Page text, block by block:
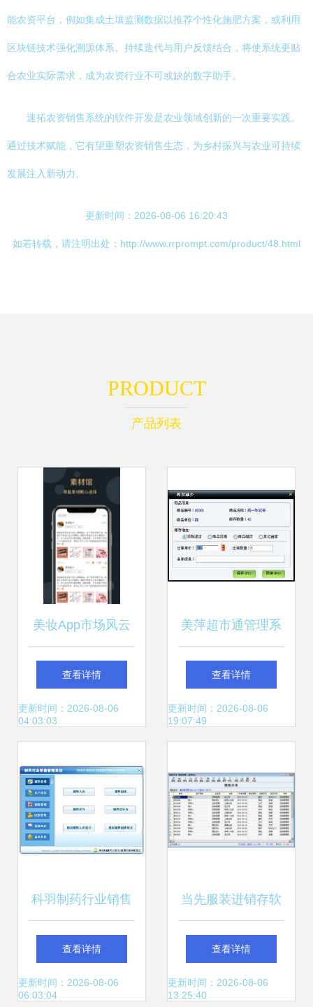
能农资平台，例如集成土壤监测数据以推荐个性化施肥方案，或利用
区块链技术强化溯源体系。持续迭代与用户反馈结合，将使系统更贴
合农业实际需求，成为农资行业不可或缺的数字助手。
速拓农资销售系统的软件开发是农业领域创新的一次重要实践。
通过技术赋能，它有望重塑农资销售生态，为乡村振兴与农业可持续
发展注入新动力。
更新时间：2026-08-06 16:20:43
如若转载，请注明出处：http://www.rrprompt.com/product/48.html
PRODUCT
产品列表
美妆App市场风云
榜 十大热门软件解
析与开发趋势前瞻
查看详情
更新时间：2026-08-06
04:03:03
美萍超市通管理系
统使用手册 一站式
批发零售与POS管
查看详情
更新时间：2026-08-06
19:07:49
科羽制药行业销售
管理软件6.0 赋能
医药销售，驱动合
查看详情
更新时间：2026-08-06
06:03:04
当先服装进销存软
件 销售单管理的核
心利器与软件销售
查看详情
更新时间：2026-08-06
13:25:40